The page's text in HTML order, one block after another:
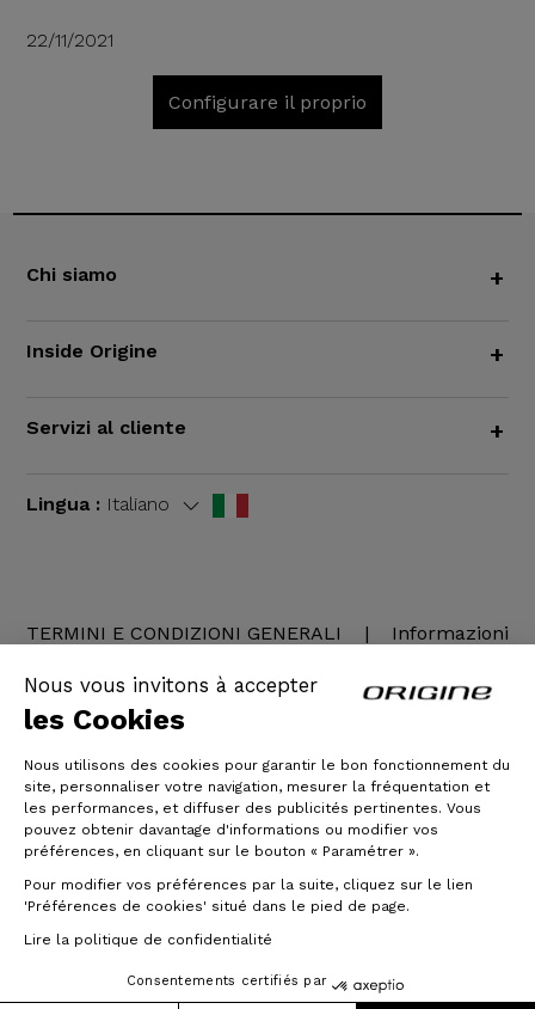
Nous vous invitons à accepter
les Cookies
Nous utilisons des cookies pour garantir le bon fonctionnement du
site, personnaliser votre navigation, mesurer la fréquentation et
les performances, et diffuser des publicités pertinentes. Vous
pouvez obtenir davantage d'informations ou modifier vos
préférences, en cliquant sur le bouton « Paramétrer ».
Pour modifier vos préférences par la suite, cliquez sur le lien
'Préférences de cookies' situé dans le pied de page.
Lire la politique de confidentialité
Consentements certifiés par
22/11/2021
Configurare il proprio
Chi siamo +
Inside Origine +
Servizi al cliente +
Lingua : Italiano
TERMINI E CONDIZIONI GENERALI |
Informazioni
© Origine Cycles